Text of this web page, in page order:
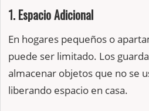
1. Espacio Adicional
En hogares pequeños o
puede ser limitado. Los
almacenar objetos que no se
liberando espacio en casa.